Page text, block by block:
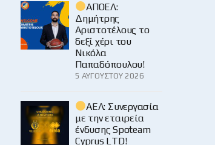
ΑΠΟΕΛ:
Δημήτρης
Αριστοτέλους το
δεξί χέρι του
Νικόλα
Παπαδόπουλου!
5 ΑΥΓΟΎΣΤΟΥ 2026
ΑΕΛ: Συνεργασία
με την εταιρεία
ένδυσης Spoteam
Cyprus LTD!